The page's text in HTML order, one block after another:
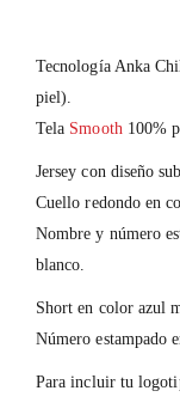
Tecnología Anka
piel).
Tela Smooth100%
Jersey con diseño
Cuello redondo en
Nombre y número
blanco.
Short en color azul
Número estampado
Para incluir tu